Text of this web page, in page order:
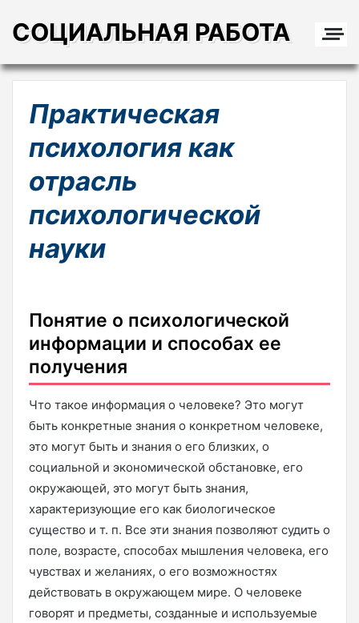
СОЦИАЛЬНАЯ РАБОТА
Практическая
психология как
отрасль
психологической
науки
Понятие о психологической
информации и способах ее
получения
Что такое информация о человеке? Это могут
быть конкретные знания о конкретном человеке,
это могут быть и знания о его близких, о
социальной и экономической обстановке, его
окружающей, это могут быть знания,
характеризующие его как биологическое
существо и т. п. Все эти знания позволяют судить о
поле, возрасте, способах мышления человека, его
чувствах и желаниях, о его возможностях
действовать в окружающем мире. О человеке
говорят и предметы, созданные и используемые